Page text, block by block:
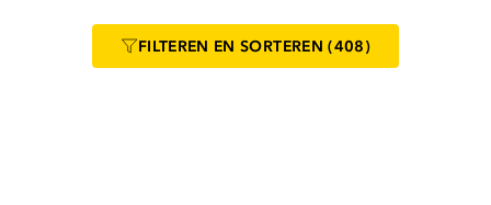
FILTEREN EN SORTEREN (408)